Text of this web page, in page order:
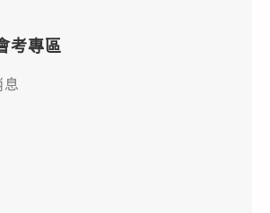
考專區
息